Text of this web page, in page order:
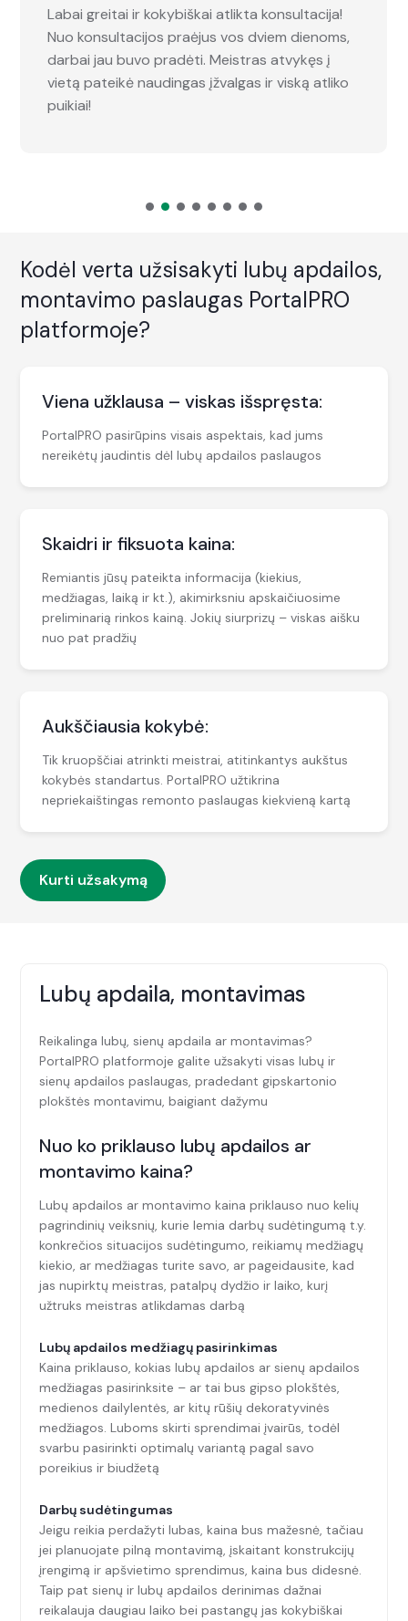
Labai greitai ir kokybiškai atlikta konsultacija!
Nuo konsultacijos praėjus vos dviem dienoms,
darbai jau buvo pradėti. Meistras atvykęs į
vietą pateikė naudingas įžvalgas ir viską atliko
puikiai!
Kodėl verta užsisakyti lubų apdailos,
montavimo paslaugas PortalPRO
platformoje?
Viena užklausa – viskas išspręsta:
PortalPRO pasirūpins visais aspektais, kad jums
nereikėtų jaudintis dėl lubų apdailos paslaugos
Skaidri ir fiksuota kaina:
Remiantis jūsų pateikta informacija (kiekius,
medžiagas, laiką ir kt.), akimirksniu apskaičiuosime
preliminarią rinkos kainą. Jokių siurprizų – viskas aišku
nuo pat pradžių
Aukščiausia kokybė:
Tik kruopščiai atrinkti meistrai, atitinkantys aukštus
kokybės standartus. PortalPRO užtikrina
nepriekaištingas remonto paslaugas kiekvieną kartą
Kurti užsakymą
Lubų apdaila, montavimas
Reikalinga lubų, sienų apdaila ar montavimas?
PortalPRO platformoje galite užsakyti visas lubų ir
sienų apdailos paslaugas, pradedant gipskartonio
plokštės montavimu, baigiant dažymu
Nuo ko priklauso lubų apdailos ar
montavimo kaina?
Lubų apdailos ar montavimo kaina priklauso nuo kelių
pagrindinių veiksnių, kurie lemia darbų sudėtingumą t.y.
konkrečios situacijos sudėtingumo, reikiamų medžiagų
kiekio, ar medžiagas turite savo, ar pageidausite, kad
jas nupirktų meistras, patalpų dydžio ir laiko, kurį
užtruks meistras atlikdamas darbą
Lubų apdailos medžiagų pasirinkimas
Kaina priklauso, kokias lubų apdailos ar sienų apdailos
medžiagas pasirinksite – ar tai bus gipso plokštės,
medienos dailylentės, ar kitų rūšių dekoratyvinės
medžiagos. Luboms skirti sprendimai įvairūs, todėl
svarbu pasirinkti optimalų variantą pagal savo
poreikius ir biudžetą
Darbų sudėtingumas
Jeigu reikia perdažyti lubas, kaina bus mažesnė, tačiau
jei planuojate pilną montavimą, įskaitant konstrukcijų
įrengimą ir apšvietimo sprendimus, kaina bus didesnė.
Taip pat sienų ir lubų apdailos derinimas dažnai
reikalauja daugiau laiko bei pastangų jas kokybiškai